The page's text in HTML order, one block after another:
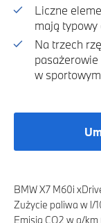
Liczne
mają
Na trzech
w
BMW X7 M60i
Zużycie paliwa w l/
Emisja CO2 w g/